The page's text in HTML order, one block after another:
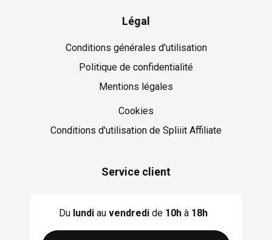
Légal
Conditions générales d'utilisation
Politique de confidentialité
Mentions légales
Cookies
Conditions d'utilisation de Spliiit Affiliate
Service client
Du lundiau vendredide 10hà 18h